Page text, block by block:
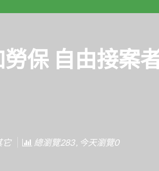
保 自由接案
它 總瀏覽283 , 今天瀏覽0